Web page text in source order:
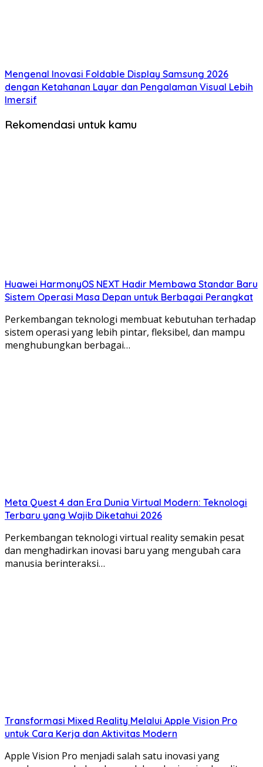
Mengenal Inovasi Foldable Display Samsung 2026
dengan Ketahanan Layar dan Pengalaman Visual Lebih
Imersif
Rekomendasi untuk kamu
Huawei HarmonyOS NEXT Hadir Membawa Standar Baru
Sistem Operasi Masa Depan untuk Berbagai Perangkat
Perkembangan teknologi membuat kebutuhan terhadap
sistem operasi yang lebih pintar, fleksibel, dan mampu
menghubungkan berbagai…
Meta Quest 4 dan Era Dunia Virtual Modern: Teknologi
Terbaru yang Wajib Diketahui 2026
Perkembangan teknologi virtual reality semakin pesat
dan menghadirkan inovasi baru yang mengubah cara
manusia berinteraksi…
Transformasi Mixed Reality Melalui Apple Vision Pro
untuk Cara Kerja dan Aktivitas Modern
Apple Vision Pro menjadi salah satu inovasi yang